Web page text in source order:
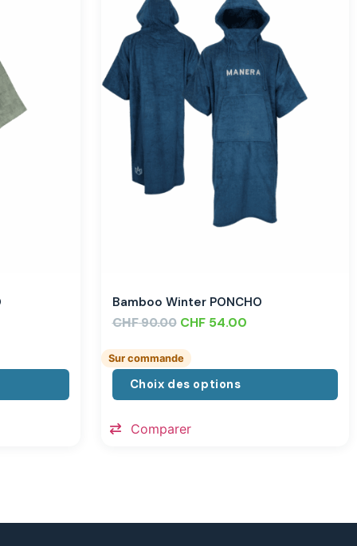
Bamboo Winter PONCHO
CHF90.00 CHF54.00
Sur commande
Choix des options
Comparer